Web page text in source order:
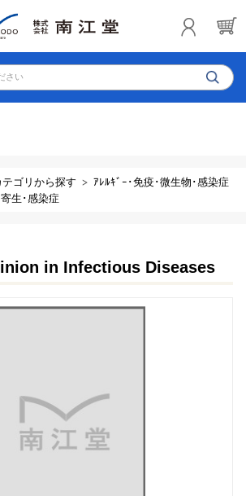
さい
テゴリから探す
ｱﾚﾙｷﾞｰ･免疫･微生物･感染症
生･感染症
in Infectious Diseases